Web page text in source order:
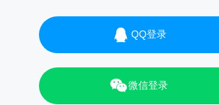
QQ登录
微信登录